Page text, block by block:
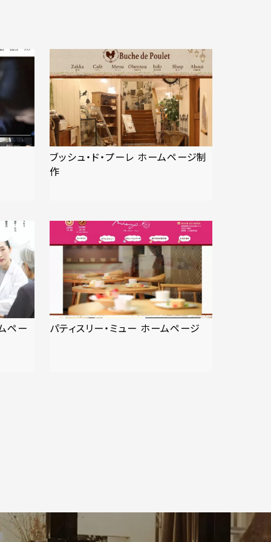
ブッシュ・ド・プーレ ホームページ制
作
ペー パティスリー・ミュー ホームページ